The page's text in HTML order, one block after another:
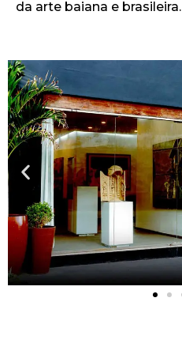
da arte baiana e brasileira.